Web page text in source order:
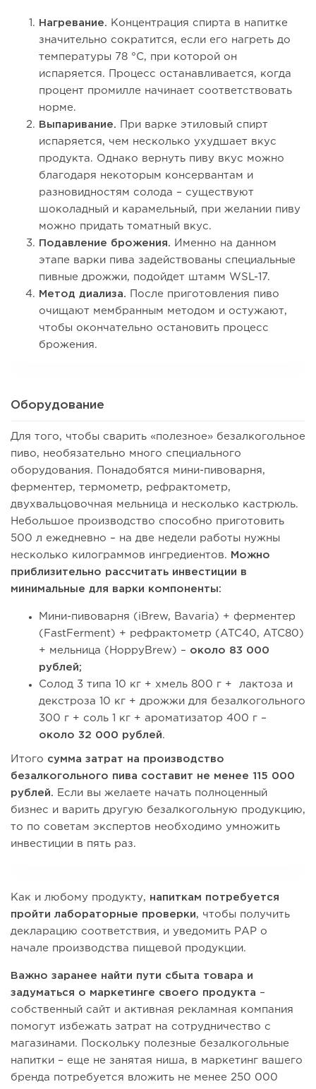
Нагревание.
Концентрация спирта в напитке
значительно сократится, если его нагреть до
температуры 78 °С, при которой он
испаряется. Процесс останавливается, когда
процент промилле начинает соответствовать
норме.
Выпаривание. При варке этиловый спирт
испаряется, чем несколько ухудшает вкус
продукта. Однако вернуть пиву вкус можно
благодаря некоторым консервантам и
разновидностям солода – существуют
шоколадный и карамельный, при желании пиву
можно придать томатный вкус.
Подавление брожения.
Именно на данном
этапе варки пива задействованы специальные
пивные дрожжи, подойдет штамм WSL-17.
Метод диализа.
После приготовления пиво
очищают мембранным методом и остужают,
чтобы окончательно остановить процесс
брожения.
Оборудование
Для того, чтобы сварить «полезное» безалкогольное
пиво, необязательно много специального
оборудования. Понадобятся мини-пивоварня,
ферментер, термометр, рефрактометр,
двухвальцовочная мельница и несколько кастрюль.
Небольшое производство способно приготовить
500 л ежедневно – на две недели работы нужны
несколько килограммов ингредиентов.
Можно
приблизительно рассчитать инвестиции в
минимальные для варки компоненты:
Мини-пивоварня (iBrew, Bavaria) + ферментер
(FastFerment) + рефрактометр (ATC40, ATC80)
+ мельница (HoppyBrew) – около 83 000
рублей;
Солод 3 типа 10 кг + хмель 800 г + лактоза и
декстроза 10 кг + дрожжи для безалкогольного
300 г + соль 1 кг + ароматизатор 400 г –
около 32 000 рублей.
Итого сумма затрат на производство
безалкогольного пива составит не менее 115 000
рублей. Если вы желаете начать полноценный
бизнес и варить другую безалкогольную продукцию,
то по советам экспертов необходимо умножить
инвестиции в пять раз.
Как и любому продукту, напиткам потребуется
пройти лабораторные проверки, чтобы получить
декларацию соответствия, и уведомить РАР о
начале производства пищевой продукции.
Важно заранее найти пути сбыта товара и
задуматься о маркетинге своего продукта –
собственный сайт и активная рекламная компания
помогут избежать затрат на сотрудничество с
магазинами. Поскольку полезные безалкогольные
напитки – еще не занятая ниша, в маркетинг вашего
бренда потребуется вложить не менее 250 000